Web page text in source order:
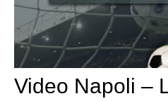
Video Napoli –